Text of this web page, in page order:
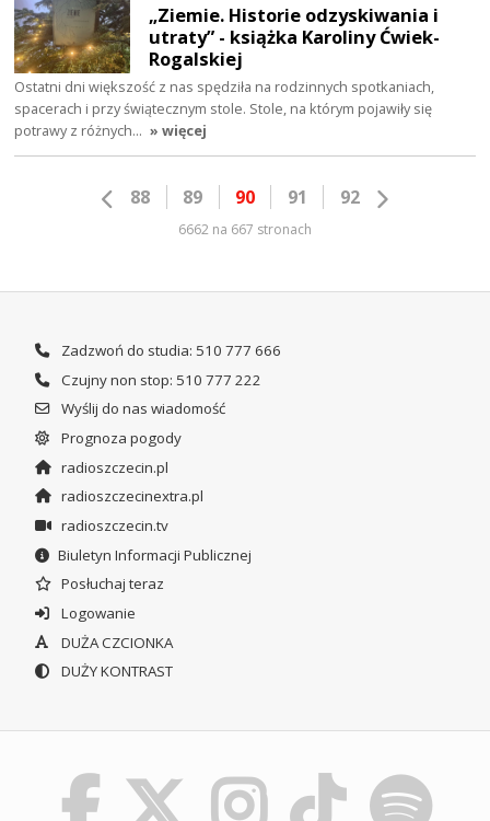
„Ziemie. Historie odzyskiwania i
utraty” - książka Karoliny Ćwiek-
Rogalskiej
Ostatni dni większość z nas spędziła na rodzinnych spotkaniach,
spacerach i przy świątecznym stole. Stole, na którym pojawiły się
potrawy z różnych… » więcej
88 89 90 91 92
6662 na 667 stronach
Zadzwoń do studia: 510 777 666
Czujny non stop: 510 777 222
Wyślij do nas wiadomość
Prognoza pogody
radioszczecin.pl
radioszczecinextra.pl
radioszczecin.tv
Biuletyn Informacji Publicznej
Posłuchaj teraz
Logowanie
DUŻA CZCIONKA
DUŻY KONTRAST